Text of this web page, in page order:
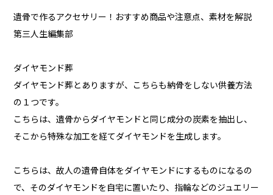
遺骨で作るアクセサリー！おすすめ商品や注意点、素材を解説
第三人生編集部
ダイヤモンド葬
ダイヤモンド葬とありますが、こちらも納骨をしない供養方法
の１つです。
こちらは、遺骨からダイヤモンドと同じ成分の炭素を抽出し、
そこから特殊な加工を経てダイヤモンドを生成します。
こちらは、故人の遺骨自体をダイヤモンドにするものになるの
で、そのダイヤモンドを自宅に置いたり、指輪などのジュエリー